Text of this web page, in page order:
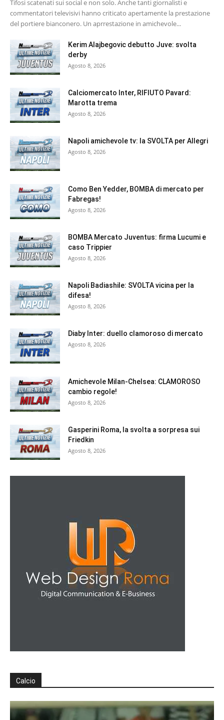
Tifosi scatenati sui social e non solo. Anche tanti giornalisti e
commentatori televisivi hanno criticato apertamente la prestazione
del portiere bianconero. Un aprrestazione in amichevole...
Kerim Alajbegovic debutto Juve: svolta
derby
Agosto 8, 2026
Calciomercato Inter, RIFIUTO Pavard:
Marotta trema
Agosto 8, 2026
Napoli amichevole tv: la SVOLTA per Allegri
Agosto 8, 2026
Como Ben Yedder, BOMBA di mercato per
Fabregas!
Agosto 8, 2026
BOMBA Mercato Juventus: firma Lucumi e
caso Trippier
Agosto 8, 2026
Napoli Badiashile: SVOLTA vicina per la
difesa!
Agosto 8, 2026
Diaby Inter: duello clamoroso di mercato
Agosto 8, 2026
Amichevole Milan-Chelsea: CLAMOROSO
cambio regole!
Agosto 8, 2026
Gasperini Roma, la svolta a sorpresa sui
Friedkin
Agosto 8, 2026
Calcio